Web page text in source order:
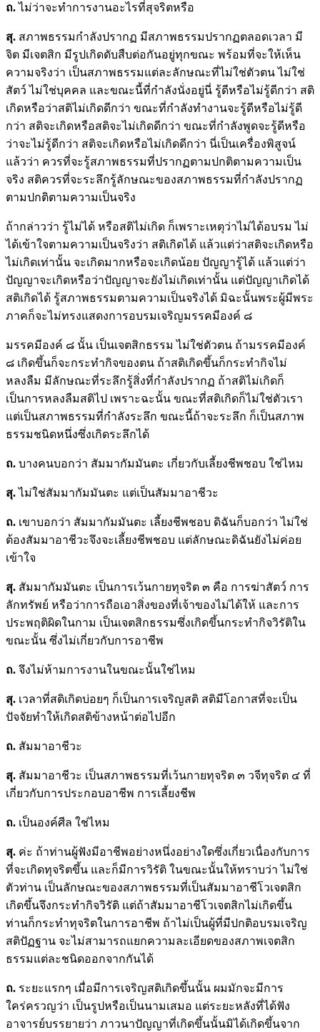
ถ.ไม่ว่าจะทำการงานอะไรที่สุจริตหรือ
สุ. สภาพธรรมกำลังปรากฏ มีสภาพธรรมปรากฏตลอดเวลา มี
จิต มีเจตสิก มีรูปเกิดดับสืบต่อกันอยู่ทุกขณะ พร้อมที่จะให้เห็น
ความจริงว่า เป็นสภาพธรรมแต่ละลักษณะที่ไม่ใช่ตัวตน ไม่ใช่
สัตว์ ไม่ใช่บุคคล และขณะนี้ที่กำลังนั่งอยู่นี่ รู้ดีหรือไม่รู้ดีกว่า สติ
เกิดหรือว่าสติไม่เกิดดีกว่า ขณะที่กำลังทำงานจะรู้ดีหรือไม่รู้ดี
กว่า สติจะเกิดหรือสติจะไม่เกิดดีกว่า ขณะที่กำลังพูดจะรู้ดีหรือ
ว่าจะไม่รู้ดีกว่า สติจะเกิดหรือไม่เกิดดีกว่า นี่เป็นเครื่องพิสูจน์
แล้วว่า ควรที่จะรู้สภาพธรรมที่ปรากฏตามปกติตามความเป็น
จริง สติควรที่จะระลึกรู้ลักษณะของสภาพธรรมที่กำลังปรากฏ
ตามปกติตามความเป็นจริง
ถ้ากล่าวว่า รู้ไม่ได้ หรือสติไม่เกิด ก็เพราะเหตุว่าไม่ได้อบรม ไม่
ได้เข้าใจตามความเป็นจริงว่า สติเกิดได้ แล้วแต่ว่าสติจะเกิดหรือ
ไม่เกิดเท่านั้น จะเกิดมากหรือจะเกิดน้อย ปัญญารู้ได้ แล้วแต่ว่า
ปัญญาจะเกิดหรือว่าปัญญาจะยังไม่เกิดเท่านั้น แต่ปัญญาเกิดได้
สติเกิดได้ รู้สภาพธรรมตามความเป็นจริงได้ มิฉะนั้นพระผู้มีพระ
ภาคก็จะไม่ทรงแสดงการอบรมเจริญมรรคมีองค์ ๘
มรรคมีองค์ ๘ นั้น เป็นเจตสิกธรรม ไม่ใช่ตัวตน ถ้ามรรคมีองค์
๘ เกิดขึ้นก็จะกระทำกิจของตน ถ้าสติเกิดขึ้นก็กระทำกิจไม่
หลงลืม มีลักษณะที่ระลึกรู้สิ่งที่กำลังปรากฏ ถ้าสติไม่เกิดก็
เป็นการหลงลืมสติไป เพราะฉะนั้น ขณะที่สติเกิดก็ไม่ใช่ตัวเรา
แต่เป็นสภาพธรรมที่กำลังระลึก ขณะนี้ถ้าจะระลึก ก็เป็นสภาพ
ธรรมชนิดหนึ่งซึ่งเกิดระลึกได้
ถ. บางคนบอกว่า สัมมากัมมันตะ เกี่ยวกับเลี้ยงชีพชอบ ใช่ไหม
สุ.ไม่ใช่สัมมากัมมันตะ แต่เป็นสัมมาอาชีวะ
ถ. เขาบอกว่า สัมมากัมมันตะ เลี้ยงชีพชอบ ดิฉันก็บอกว่า ไม่ใช่
ต้องสัมมาอาชีวะจึงจะเลี้ยงชีพชอบ แต่ลักษณะดิฉันยังไม่ค่อย
เข้าใจ
สุ. สัมมากัมมันตะ เป็นการเว้นกายทุจริต ๓ คือ การฆ่าสัตว์ การ
ลักทรัพย์ หรือว่าการถือเอาสิ่งของที่เจ้าของไม่ได้ให้ และการ
ประพฤติผิดในกาม เป็นเจตสิกธรรมซึ่งเกิดขึ้นกระทำกิจวิรัติใน
ขณะนั้น ซึ่งไม่เกี่ยวกับการอาชีพ
ถ. จึงไม่ห้ามการงานในขณะนั้นใช่ไหม
สุ. เวลาที่สติเกิดบ่อยๆ ก็เป็นการเจริญสติ สติมีโอกาสที่จะเป็น
ปัจจัยทำให้เกิดสติข้างหน้าต่อไปอีก
ถ. สัมมาอาชีวะ
สุ. สัมมาอาชีวะ เป็นสภาพธรรมที่เว้นกายทุจริต ๓ วจีทุจริต ๔ ที่
เกี่ยวกับการประกอบอาชีพ การเลี้ยงชีพ
ถ. เป็นองค์ศีล ใช่ไหม
สุ. ค่ะ ถ้าท่านผู้ฟังมีอาชีพอย่างหนึ่งอย่างใดซึ่งเกี่ยวเนื่องกับการ
ที่จะเกิดทุจริตขึ้น และก็มีการวิรัติ ในขณะนั้นให้ทราบว่า ไม่ใช่
ตัวท่าน เป็นลักษณะของสภาพธรรมที่เป็นสัมมาอาชีโวเจตสิก
เกิดขึ้นจึงกระทำกิจวิรัติ แต่ถ้าสัมมาอาชีโวเจตสิกไม่เกิดขึ้น
ท่านก็กระทำทุจริตในการอาชีพ ถ้าไม่เป็นผู้ที่มีปกติอบรมเจริญ
สติปัฏฐาน จะไม่สามารถแยกความละเอียดของสภาพเจตสิก
ธรรมแต่ละชนิดออกจากกันได้
ถ. ระยะแรกๆ เมื่อมีการเจริญสติเกิดขึ้นนั้น ผมมักจะมีการ
ใคร่ครวญว่า เป็นรูปหรือเป็นนามเสมอ แต่ระยะหลังที่ได้ฟัง
อาจารย์บรรยายว่า ภาวนาปัญญาที่เกิดขึ้นนั้นมิได้เกิดขึ้นจาก